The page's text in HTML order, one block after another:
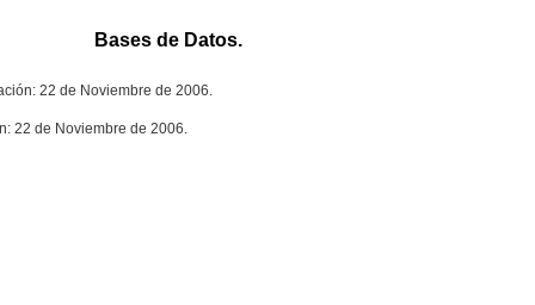
Bases de Datos.
22 de Noviembre de 2006.
22 de Noviembre de 2006.